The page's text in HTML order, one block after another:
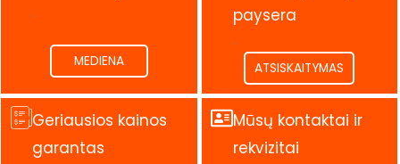
.
MEDIENA
paysera
.
ATSISKAITYMAS
Geriausios kainos
garantas
Mūsų kontaktai ir
rekvizitai